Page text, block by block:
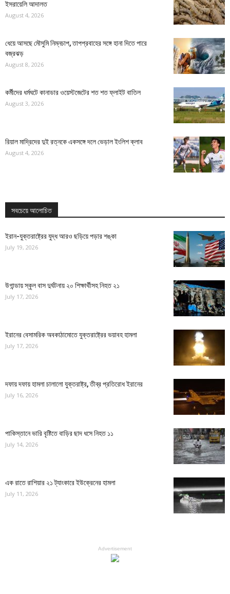
ইসরায়েলি আদালত
August 4, 2026
ধেয়ে আসছে মৌসুমি নিম্নচাপ, তাপপ্রবাহের সঙ্গে হানা দিতে পারে
বজ্রঝড়
August 8, 2026
কর্মীদের ধর্মঘটে কানাডার ওয়েস্টজেটের শত শত ফ্লাইট বাতিল
August 3, 2026
রিয়াল মাদ্রিদের দুই রত্নকে একসঙ্গে দলে ভেড়াল ইংলিশ ক্লাব
August 4, 2026
সবচেয়ে আলোচিত
ইরান-যুক্তরাষ্ট্রের যুদ্ধ আরও ছড়িয়ে পড়ার শঙ্কা
July 19, 2026
উগান্ডায় স্কুল বাস দুর্ঘটনায় ২০ শিক্ষার্থীসহ নিহত ২১
July 17, 2026
ইরানের বেসামরিক অবকাঠামোতে যুক্তরাষ্ট্রের ভয়াবহ হামলা
July 17, 2026
দফায় দফায় হামলা চালালো যুক্তরাষ্ট্র, তীব্র প্রতিরোধ ইরানের
July 16, 2026
পাকিস্তানে ভারি বৃষ্টিতে বাড়ির ছাদ ধসে নিহত ১১
July 14, 2026
এক রাতে রাশিয়ার ২১ ট্যাংকারে ইউক্রেনের হামলা
July 11, 2026
Advertisement